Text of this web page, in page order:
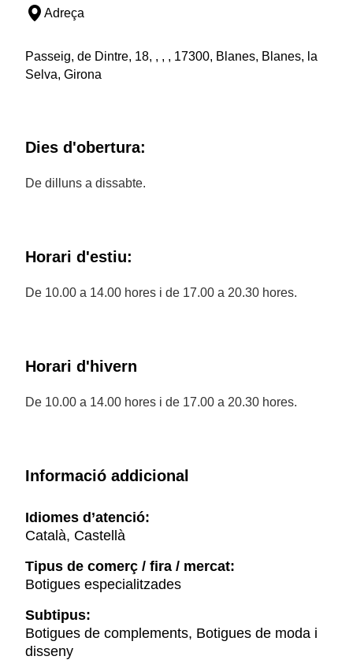
Adreça
Passeig, de Dintre, 18, , , , 17300, Blanes, Blanes, la
Selva, Girona
Dies d'obertura:
De dilluns a dissabte.
Horari d'estiu:
De 10.00 a 14.00 hores i de 17.00 a 20.30 hores.
Horari d'hivern
De 10.00 a 14.00 hores i de 17.00 a 20.30 hores.
Informació addicional
Idiomes d’atenció:
Català, Castellà
Tipus de comerç / fira / mercat:
Botigues especialitzades
Subtipus:
Botigues de complements, Botigues de moda i
disseny